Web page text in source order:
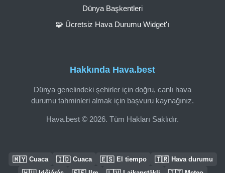
Hakkında Hava.best
Dünya genelindeki şehirler için doğru, canlı hava
durumu tahminleri almak için başvuru kaynağınız.
Hava.best © 2026. Tüm Hakları Saklıdır.
Dünya Başkentleri
🧩 Ücretsiz Hava Durumu Widget'ı
🇲🇾 Cuaca 🇮🇩 Cuaca 🇪🇸 El tiempo 🇹🇷 Hava durumu